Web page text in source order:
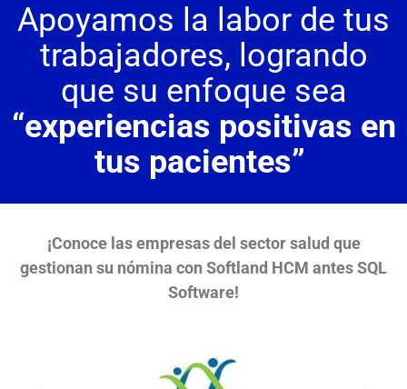
Apoyamos la labor de tus
trabajadores, logrando
que su enfoque sea
“experiencias positivas en
tus pacientes”
¡Conoce las empresas del sector salud que
gestionan su nómina con Softland HCM antes SQL
Software!